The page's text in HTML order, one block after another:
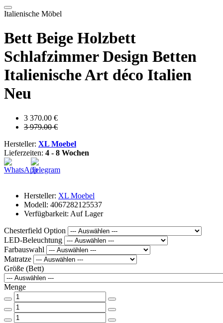
Italienische Möbel
Bett Beige Holzbett
Schlafzimmer Design Betten
Italienische Art déco Italien
Neu
3 370.00 €
3 979.00 €
Hersteller: XL Moebel
Lieferzeiten: 4 - 8 Wochen
Hersteller: XL Moebel
Modell: 4067282125537
Verfügbarkeit: Auf Lager
Chesterfield Option
LED-Beleuchtung
Farbauswahl
Matratze
Größe (Bett)
Menge